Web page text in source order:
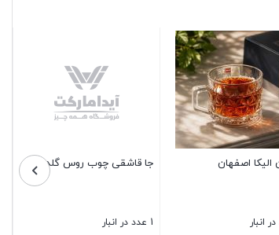
شمع یلدا مبارک
6 عدد در انبار
بستن